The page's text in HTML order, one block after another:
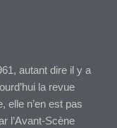
autant dire il y a
la revue
elle n’en est pas
l’Avant-Scène